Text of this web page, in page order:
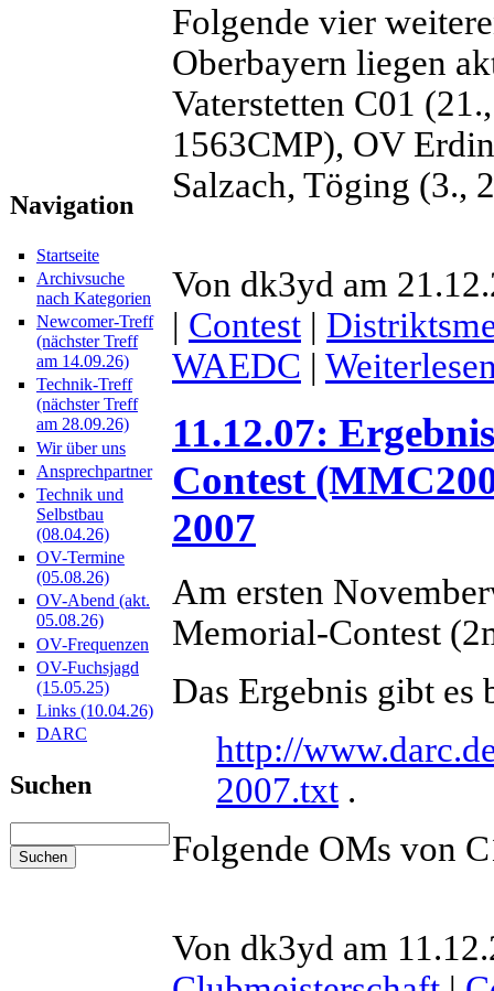
Navigation
Startseite
Archivsuche
nach Kategorien
Newcomer-Treff
(nächster Treff
am 14.09.26)
Technik-Treff
(nächster Treff
am 28.09.26)
Wir über uns
Ansprechpartner
Technik und
Selbstbau
(08.04.26)
OV-Termine
(05.08.26)
OV-Abend (akt.
05.08.26)
OV-Frequenzen
OV-Fuchsjagd
(15.05.25)
Links (10.04.26)
DARC
Suchen
Folgende vier
Oberbayern liegen
Vaterstetten C01
1563CMP), OV
Salzach, Töging (3.,
Von dk3yd am
| Contest |
WAEDC |
11.12.07:
Contest
2007
Am ersten
Memorial-Contest
Das Ergebnis gibt es
http://
2007.txt .
Folgende OMs von
Von dk3yd am